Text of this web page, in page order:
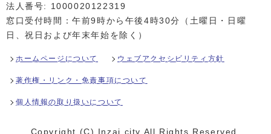
法人番号: 1000020122319
窓口受付時間：午前9時から午後4時30分（土曜日・日曜
日、祝日および年末年始を除く）
ホームページについて ウェブアクセシビリティ方針
著作権・リンク・免責事項について
個人情報の取り扱いについて
Copyright (C) Inzai city All Rights Reserved.